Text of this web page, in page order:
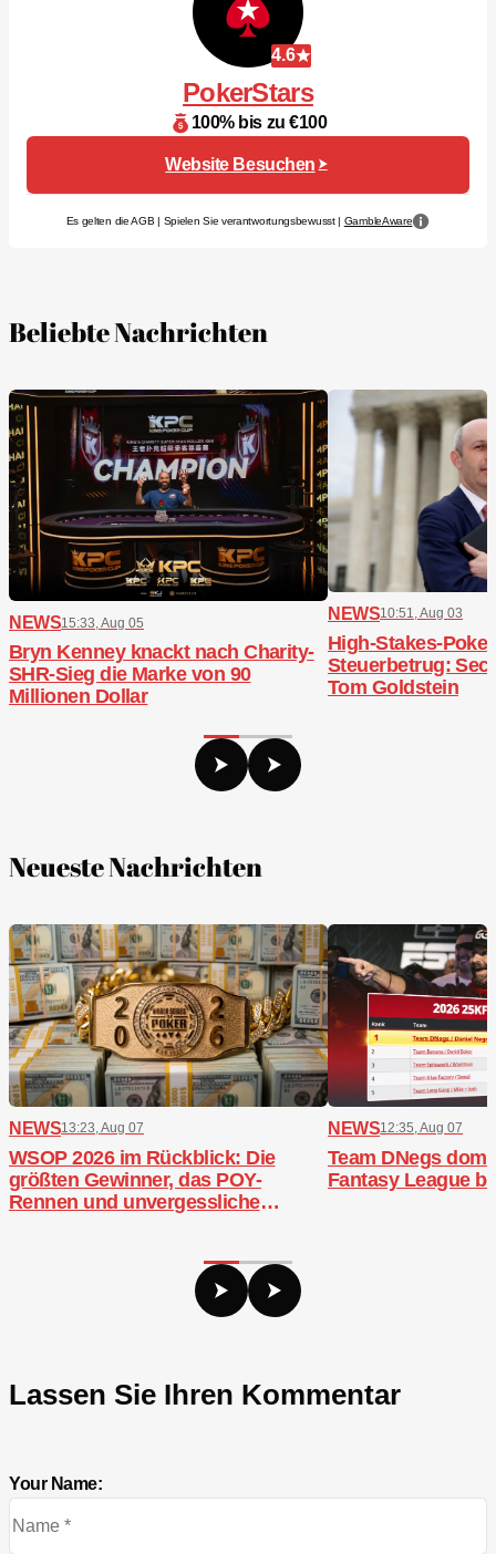
4.6
PokerStars
100% bis zu €100
Website Besuchen
Es gelten die AGB | Spielen Sie verantwortungsbewusst | GambleAware
Beliebte Nachrichten
NEWS15:33, Aug 05
Bryn Kenney knackt nach Charity-
SHR-Sieg die Marke von 90
Millionen Dollar
NEWS10:51, Aug 03
High-Stakes-
Steuerbetrug:
Tom Goldstein
Neueste Nachrichten
NEWS13:23, Aug 07
WSOP 2026 im Rückblick: Die
größten Gewinner, das POY-
Rennen und unvergessliche
NEWS12:35, Aug 07
Team DNegs
Fantasy League
Lassen Sie Ihren Kommentar
Your Name: